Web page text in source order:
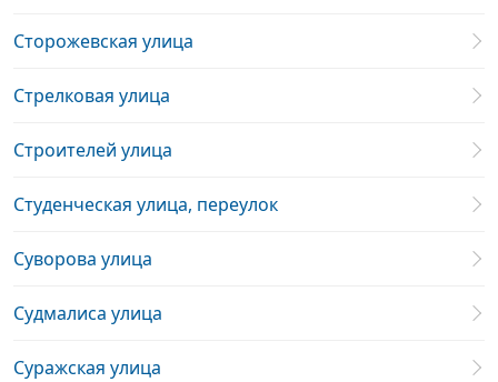
Сторожевская улица
Стрелковая улица
Строителей улица
Студенческая улица, переулок
Суворова улица
Судмалиса улица
Суражская улица